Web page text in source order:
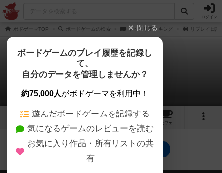
ログイン
ボドゲーマTOP ボードゲームの検索 トックリテイキング リプレイ日記
トックリテイキング
0件のリプレイ日記
6 6
カフェ
トックリテイキングのトップに戻る
閉じる
ボードゲームのプレイ履歴を記録し
て、
自分のデータを管理しませんか？
約75,000人がボドゲーマを利用中！
遊んだボードゲームを記録する
気になるゲームのレビューを読む
お気に入り作品・所有リストの共
有